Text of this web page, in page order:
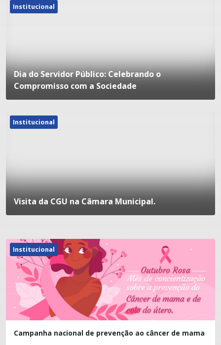
Institucional
Dia do Servidor Público: Celebrando o
Compromisso com a Sociedade
Institucional
Visita da CGU na Câmara Municipal.
Institucional
Campanha nacional de prevenção ao câncer de mama